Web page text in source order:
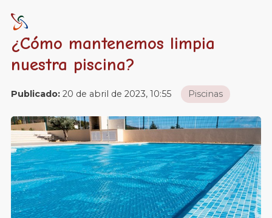
¿Cómo mantenemos limpia
nuestra piscina?
Publicado: 20 de abril de 2023, 10:55 Piscinas